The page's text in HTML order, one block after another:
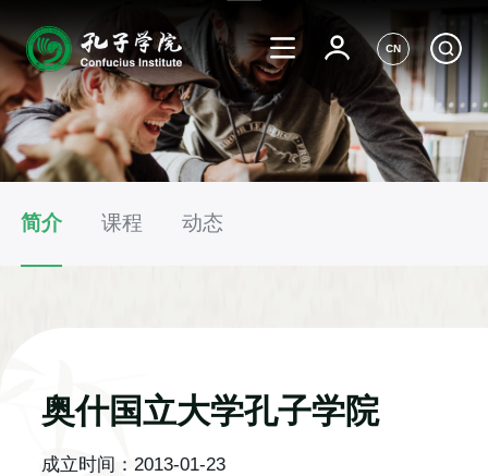
CN
简介 课程 动态
奥什国立大学孔子学院
成立时间： 2013-01-23